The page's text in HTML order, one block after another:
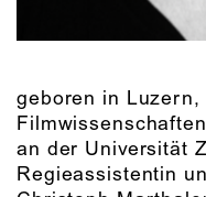
geboren in
an der Universität
Regieassistentin